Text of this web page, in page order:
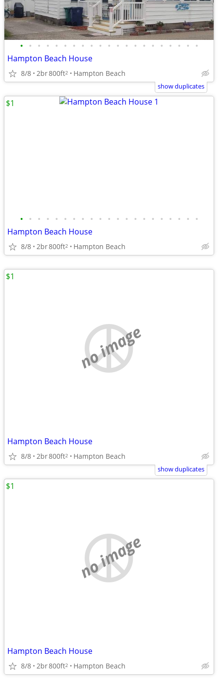
• • • • • • • • • • • • • • • • • • • • •
Hampton Beach House
8/8 2br800ft2 Hampton Beach
show duplicates
• • • • • • • • • • • • • • • • • • • • •
Hampton Beach House
8/8 2br800ft2 Hampton Beach
$1
no image
Hampton Beach House
8/8 2br800ft2 Hampton Beach
$1
show duplicates
no image
Hampton Beach House
8/8 2br800ft2 Hampton Beach
$1